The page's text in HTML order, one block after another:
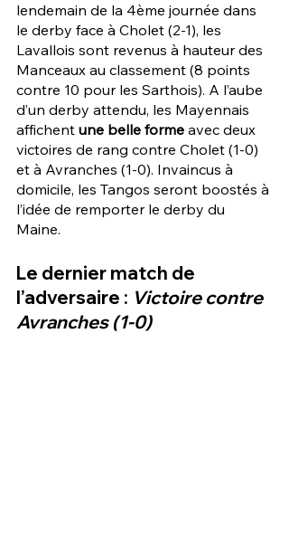
lendemain de la 4ème journée dans
le derby face à Cholet (2-1), les
Lavallois sont revenus à hauteur des
Manceaux au classement (8 points
contre 10 pour les Sarthois). A l’aube
d’un derby attendu, les Mayennais
affichent une belle forme avec deux
victoires de rang contre Cholet (1-0)
et à Avranches (1-0). Invaincus à
domicile, les Tangos seront boostés à
l’idée de remporter le derby du
Maine.
Le dernier match de
l’adversaire : Victoire contre
Avranches (1-0)